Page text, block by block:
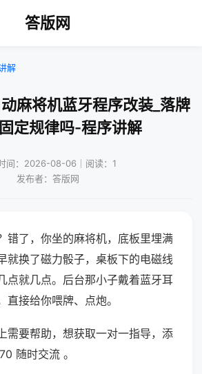
答版网
解
麻将机蓝牙程序改装_落牌
定规律吗-程序讲解
间：2026-08-06｜阅读：1
发布者：答版网
错了，你坐的麻将机，底板里埋满
就换了磁力骰子，桌板下的电磁线
点就几点。后台那小子戴着蓝牙耳
直接给你喂牌、点炮。
需要帮助，想获取一对一指导，添
随时交流 。